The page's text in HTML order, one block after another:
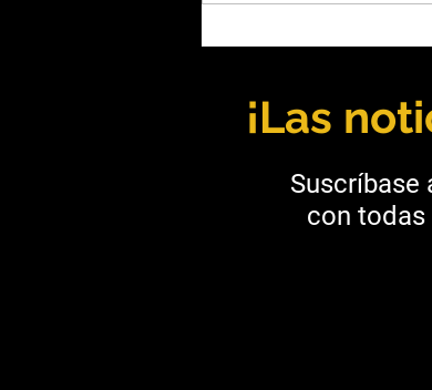
Salta: UNSa y Taca
¡Las
Suscríbase
con todas